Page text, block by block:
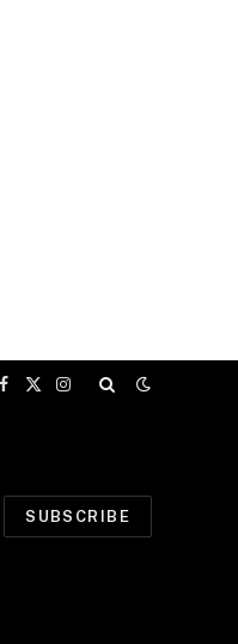
Facebook
X
Instagram
SUBSCRIBE